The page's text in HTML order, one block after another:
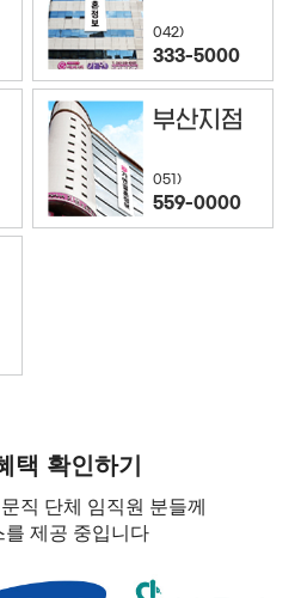
042)
333-5000
부산지점
051)
559-0000
택 확인하기
직 단체 임직원 분들께
를 제공 중입니다